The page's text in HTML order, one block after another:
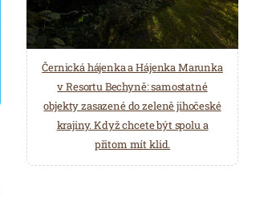
Černická hájenka a Hájenka Marunka
v Resortu Bechyně: samostatné
objekty zasazené do zeleně jihočeské
krajiny. Když chcete být spolu a
přitom mít klid.